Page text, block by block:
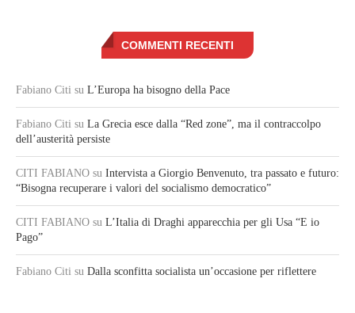
COMMENTI RECENTI
Fabiano Citi su L’Europa ha bisogno della Pace
Fabiano Citi su La Grecia esce dalla “Red zone”, ma il contraccolpo
dell’austerità persiste
CITI FABIANO su Intervista a Giorgio Benvenuto, tra passato e futuro:
“Bisogna recuperare i valori del socialismo democratico”
CITI FABIANO su L’Italia di Draghi apparecchia per gli Usa “E io
Pago”
Fabiano Citi su Dalla sconfitta socialista un’occasione per riflettere